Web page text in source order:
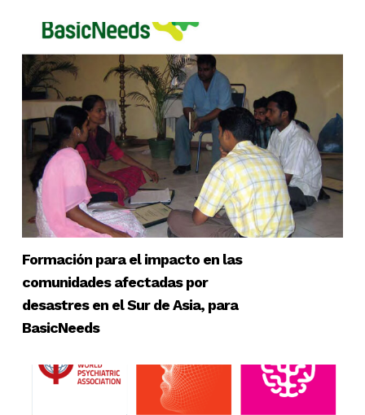
Formación para el impacto en las
comunidades afectadas por
desastres en el Sur de Asia, para
BasicNeeds